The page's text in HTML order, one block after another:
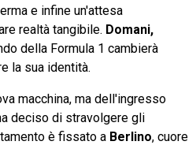
e infine un'attesa
realtà tangibile. Domani,
della Formula 1 cambierà
la sua identità.
macchina, ma dell'ingresso
deciso di stravolgere gli
è fissato a Berlino, cuore